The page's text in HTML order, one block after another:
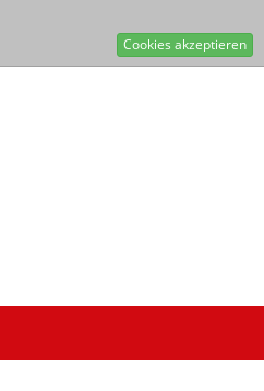
Cookies akzeptieren